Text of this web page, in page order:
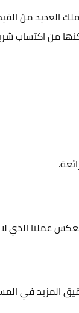
العديد من
من اكتساب
عملنا الذي
المزيد في